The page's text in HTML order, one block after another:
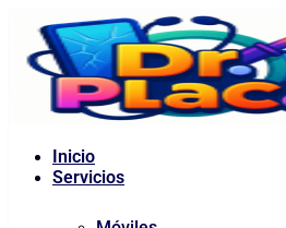
contenido
Inicio
Servicios